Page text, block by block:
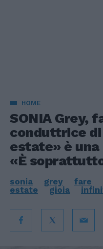
HOME
SONIA Grey,
conduttrice
estate» è
«È
sonia grey fare
estate
gioia